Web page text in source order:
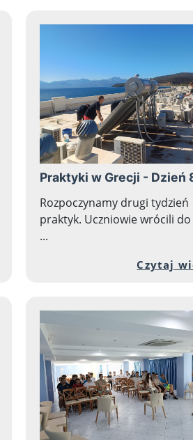
Przejdź do pełnej zawartości
Praktyki w Grecji - Dzień
Rozpoczynamy drugi tydzień
praktyk. Uczniowie wrócili
...
Czytaj